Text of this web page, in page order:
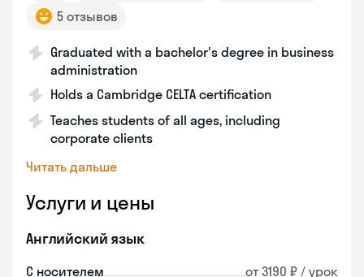
5 отзывов
Graduated with a bachelor's degree in business
administration
Holds a Cambridge CELTA certification
Teaches students of all ages, including
corporate clients
Читать дальше
Услуги и цены
Английский язык
С носителем от 3190 ₽ / урок